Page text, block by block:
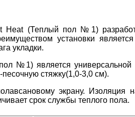
Heat (Теплый пол №1)
установки
укладки.
№1) является
стяжку(1,0-3,0 см).
экрану.
срок службы теплого пола.